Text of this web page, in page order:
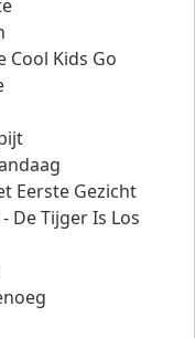
Cool Kids Go
Eerste Gezicht
De Tijger Is Los